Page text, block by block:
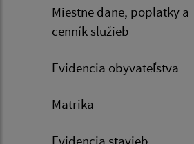
Miestne dane, poplatky a
cenník služieb
Evidencia obyvateľstva
Matrika